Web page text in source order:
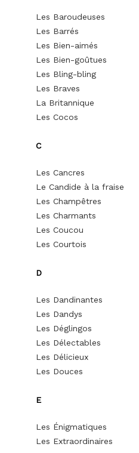
Les Baroudeuses
Les Barrés
Les Bien-aimés
Les Bien-goûtues
Les Bling-bling
Les Braves
La Britannique
Les Cocos
C
Les Cancres
Le Candide à la fraise
Les Champêtres
Les Charmants
Les Coucou
Les Courtois
D
Les Dandinantes
Les Dandys
Les Déglingos
Les Délectables
Les Délicieux
Les Douces
E
Les Énigmatiques
Les Extraordinaires